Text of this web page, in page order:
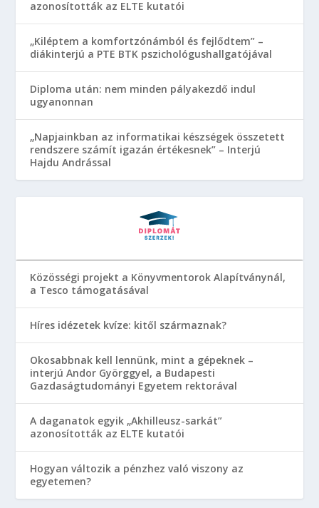
azonosították az ELTE kutatói
„Kiléptem a komfortzónámból és fejlődtem” –
diákinterjú a PTE BTK pszichológushallgatójával
Diploma után: nem minden pályakezdő indul
ugyanonnan
„Napjainkban az informatikai készségek összetett
rendszere számít igazán értékesnek” – Interjú
Hajdu Andrással
Közösségi projekt a Könyvmentorok Alapítványnál,
a Tesco támogatásával
Híres idézetek kvíze: kitől származnak?
Okosabbnak kell lennünk, mint a gépeknek –
interjú Andor Györggyel, a Budapesti
Gazdaságtudományi Egyetem rektorával
A daganatok egyik „Akhilleusz-sarkát”
azonosították az ELTE kutatói
Hogyan változik a pénzhez való viszony az
egyetemen?